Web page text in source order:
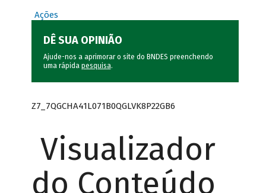
Ações
DÊ SUA OPINIÃO
Ajude-nos a aprimorar o site do BNDES preenchendo
uma rápida pesquisa.
Z7_7QGCHA41L071B0QGLVK8P22GB6
Visualizador
do Conteúdo